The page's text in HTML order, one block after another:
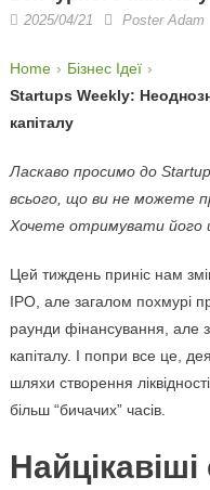
2025/04/21 Poster Adam
Home
Бізнес Ідеї
Startups Weekly:
капіталу
Ласкаво просимо до
всього, що ви не можете
Хочете отримувати його
Цей тиждень приніс нам
IPO, але загалом похмурі
раунди фінансування, але
капіталу. І попри все це,
шляхи створення
більш “бичачих” часів.
Найцікавіші